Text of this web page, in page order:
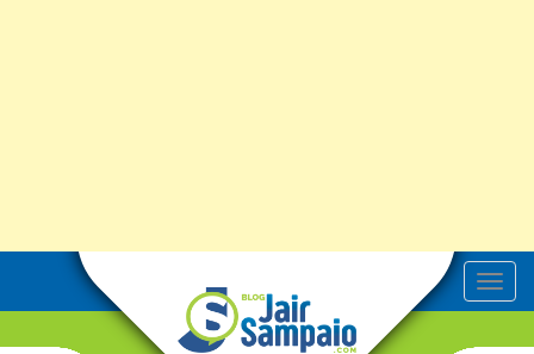
T
o